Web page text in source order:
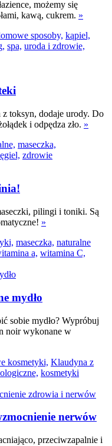
możemy się
kawą, cukrem. »
sposoby, kąpiel,
spa, uroda i zdrowie,
toksyn, dodaje urody. Do
i odpędza zło. »
maseczka,
zdrowie
pilingi i toniki. Są
»
maseczka, naturalne
a, witamina C,
mydło
sobie mydło? Wypróbuj
noir wykonane w
kosmetyki, Klaudyna z
kosmetyki
nerwów
przeciwzapalnie i